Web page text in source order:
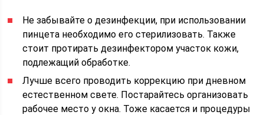
Не забывайте о дезинфекции, при использовании
пинцета необходимо его стерилизовать. Также
стоит протирать дезинфектором участок кожи,
подлежащий обработке.
Лучше всего проводить коррекцию при дневном
естественном свете. Постарайтесь организовать
рабочее место у окна. Тоже касается и процедуры